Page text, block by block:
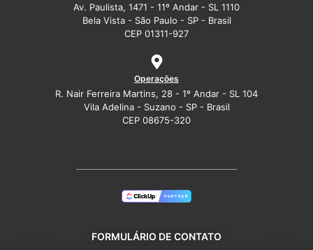
Av. Paulista, 1471 - 11º Andar - SL 1110
Bela Vista - São Paulo - SP - Brasil
CEP 01311-927
Operações
R. Nair Ferreira Martins, 28 - 1º Andar - SL 104
Vila Adelina - Suzano - SP - Brasil
CEP 08675-320
FORMULÁRIO DE CONTATO